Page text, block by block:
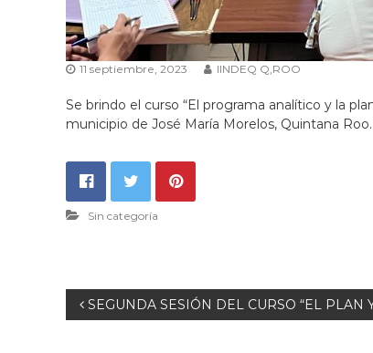
11 septiembre, 2023 IINDEQ Q,ROO
Se brindo el curso “El programa analítico y la
municipio de José María Morelos, Quintana Roo.
Sin categoría
N SEGUNDA SESIÓN DEL CURSO “EL PLAN